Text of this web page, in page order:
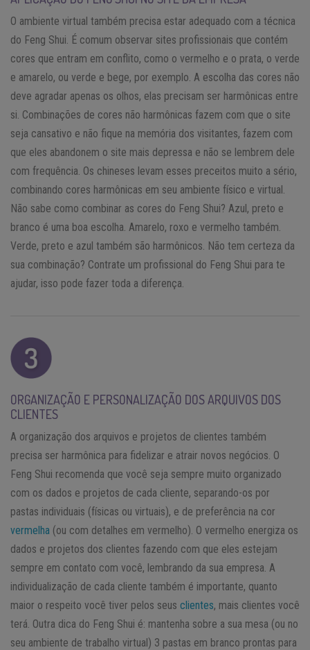
O ambiente virtual também precisa estar adequado com a técnica
do Feng Shui. É comum observar sites profissionais que contém
cores que entram em conflito, como o vermelho e o prata, o verde
e amarelo, ou verde e bege, por exemplo. A escolha das cores não
deve agradar apenas os olhos, elas precisam ser harmônicas entre
si. Combinações de cores não harmônicas fazem com que o site
seja cansativo e não fique na memória dos visitantes, fazem com
que eles abandonem o site mais depressa e não se lembrem dele
com frequência. Os chineses levam esses preceitos muito a sério,
combinando cores harmônicas em seu ambiente físico e virtual.
Não sabe como combinar as cores do Feng Shui? Azul, preto e
branco é uma boa escolha. Amarelo, roxo e vermelho também.
Verde, preto e azul também são harmônicos. Não tem certeza da
sua combinação? Contrate um profissional do Feng Shui para te
ajudar, isso pode fazer toda a diferença.
ORGANIZAÇÃO E PERSONALIZAÇÃO DOS ARQUIVOS DOS
CLIENTES
A organização dos arquivos e projetos de clientes também
precisa ser harmônica para fidelizar e atrair novos negócios. O
Feng Shui recomenda que você seja sempre muito organizado
com os dados e projetos de cada cliente, separando-os por
pastas individuais (físicas ou virtuais), e de preferência na cor
vermelha (ou com detalhes em vermelho). O vermelho energiza os
dados e projetos dos clientes fazendo com que eles estejam
sempre em contato com você, lembrando da sua empresa. A
individualização de cada cliente também é importante, quanto
maior o respeito você tiver pelos seus clientes, mais clientes você
terá. Outra dica do Feng Shui é: mantenha sobre a sua mesa (ou no
seu ambiente de trabalho virtual) 3 pastas em branco prontas para